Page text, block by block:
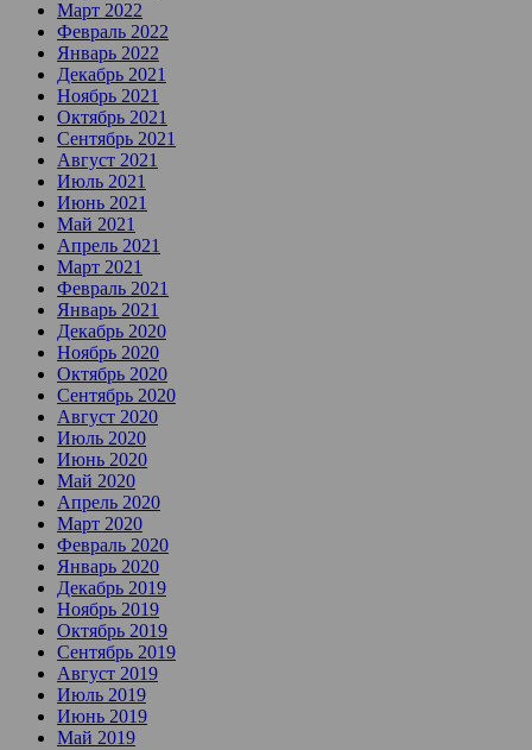
Март 2022
Февраль 2022
Январь 2022
Декабрь 2021
Ноябрь 2021
Октябрь 2021
Сентябрь 2021
Август 2021
Июль 2021
Июнь 2021
Май 2021
Апрель 2021
Март 2021
Февраль 2021
Январь 2021
Декабрь 2020
Ноябрь 2020
Октябрь 2020
Сентябрь 2020
Август 2020
Июль 2020
Июнь 2020
Май 2020
Апрель 2020
Март 2020
Февраль 2020
Январь 2020
Декабрь 2019
Ноябрь 2019
Октябрь 2019
Сентябрь 2019
Август 2019
Июль 2019
Июнь 2019
Май 2019